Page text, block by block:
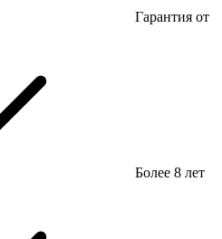
Гарантия от
Более 8 лет